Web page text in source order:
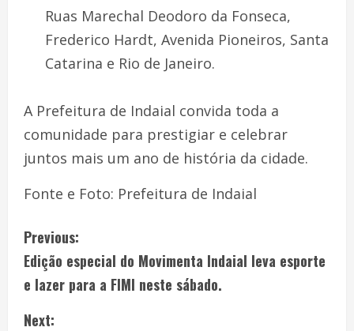
Ruas Marechal Deodoro da Fonseca,
Frederico Hardt, Avenida Pioneiros, Santa
Catarina e Rio de Janeiro.
A Prefeitura de Indaial convida toda a
comunidade para prestigiar e celebrar
juntos mais um ano de história da cidade.
Fonte e Foto: Prefeitura de Indaial
Previous:
Edição especial do Movimenta Indaial leva esporte
e lazer para a FIMI neste sábado.
Next: